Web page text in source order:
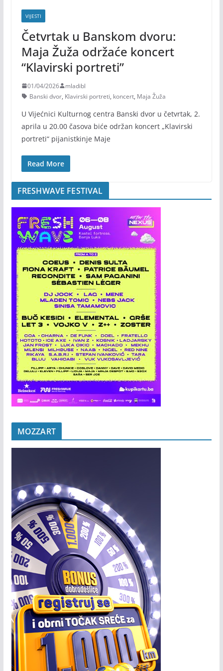
VIJESTI
Četvrtak u Banskom dvoru:
Maja Žuža održaće koncert
“Klavirski portreti”
01/04/2026
mladibl
Banski dvor, Klavirski portreti, koncert, Maja Žuža
U Vijećnici Kulturnog centra Banski dvor u četvrtak, 2.
aprila u 20.00 časova biće održan koncert „Klavirski
portreti“ pijanistkinje Maje
Read More
FRESHWAVE FESTIVAL
MOZZART